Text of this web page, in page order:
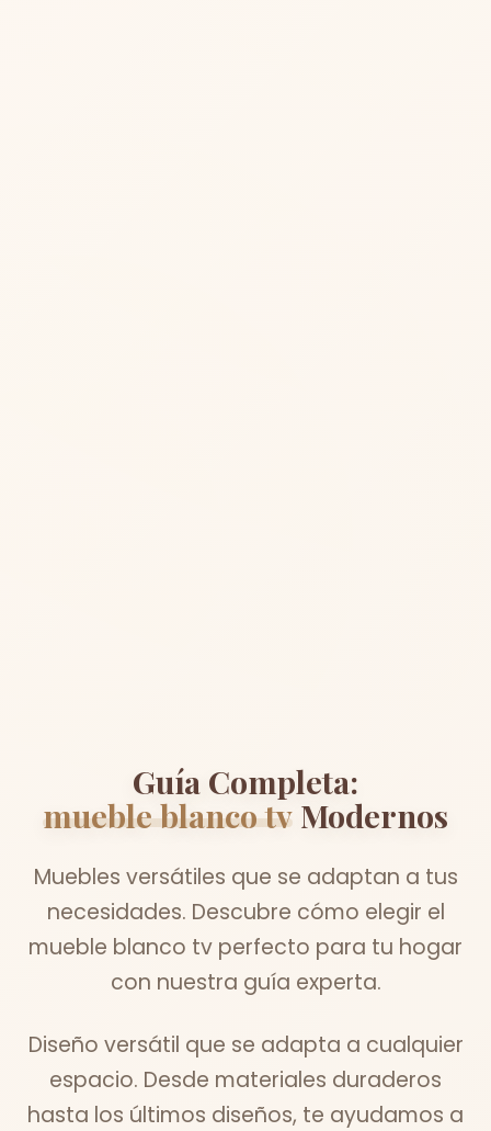
Guía Completa:
mueble blanco tv Modernos
Muebles versátiles que se adaptan a tus
necesidades. Descubre cómo elegir el
mueble blanco tv perfecto para tu hogar
con nuestra guía experta.
Diseño versátil que se adapta a cualquier
espacio. Desde materiales duraderos
hasta los últimos diseños, te ayudamos a